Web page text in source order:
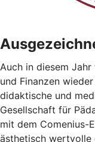
Auch in diesem
und Finanzen
didaktische und
Gesellschaft für
mit dem Comenius-
ästhetisch wertvolle